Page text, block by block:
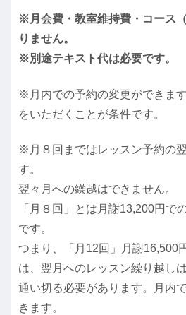
※月会費・教室維持費・コース
りません。
※別途テキスト代は必要です。
※月内での予約の変更ができま
をいただくことが条件です。
※月８回まではレッスン予約の
す。
翌々月への繰越はできません。
「月８回」とは月謝13,200円で
です。
つまり、「月12回」月謝16,500
は、翌月へのレッスン繰り越し
通い切る必要があります。月内
きます。